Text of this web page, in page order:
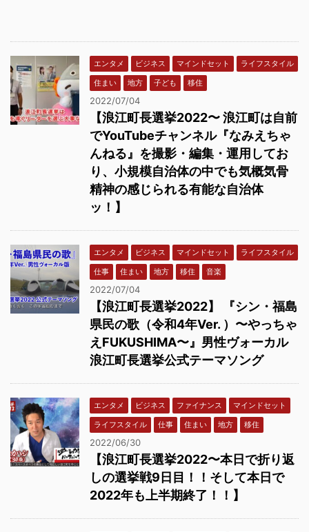
エンタメ ビジネス マインドセット
ライフスタイル
住まい
地方 子ども 移住
2022/07/04
【浪江町長選挙2022〜 浪江町は自前
でYouTubeチャンネル『なみえちゃ
んねる』を撮影・編集・運用してお
り、小規模自治体の中でも気概気骨
精神の感じられる有能な自治体
ッ！】
エンタメ ビジネス マインドセット
ライフスタイル
仕事
住まい 地方 移住 音楽
2022/07/04
【浪江町長選挙2022】 『シン・福島
県民の歌（令和4年Ver. ）〜やっちゃ
えFUKUSHIMA〜』男性ヴォーカル
浪江町長選挙公式テーマソング
エンタメ ビジネス ファイナンス
マインドセット
ライフスタイル
仕事 住まい 地方 移住
2022/06/30
【浪江町長選挙2022〜本日で折り返
しの選挙戦9日目！！そして本日で
2022年も上半期終了！！】